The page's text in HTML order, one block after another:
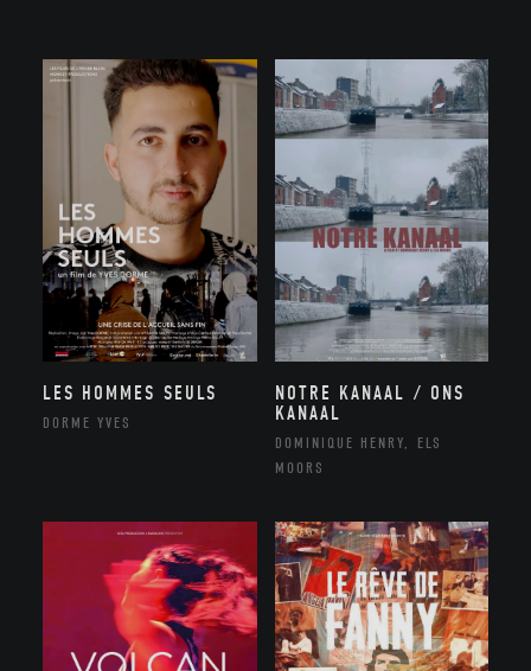
LES HOMMES SEULS
DORME YVES
NOTRE KANAAL / ONS
KANAAL
DOMINIQUE HENRY, ELS
MOORS